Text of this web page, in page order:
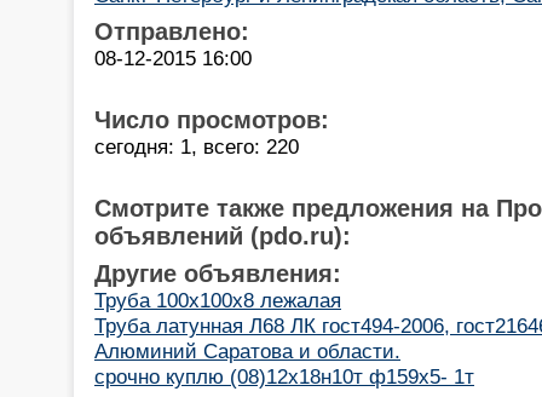
Отправлено:
08-12-2015 16:00
Число просмотров:
сегодня: 1, всего: 220
Смотрите также предложения на
объявлений (pdo.ru):
Другие объявления:
Труба 100х100х8 лежалая
Труба латунная Л68 ЛК гост494-2006,
Алюминий Саратова и области.
срочно куплю (08)12х18н10т ф159х5- 1т